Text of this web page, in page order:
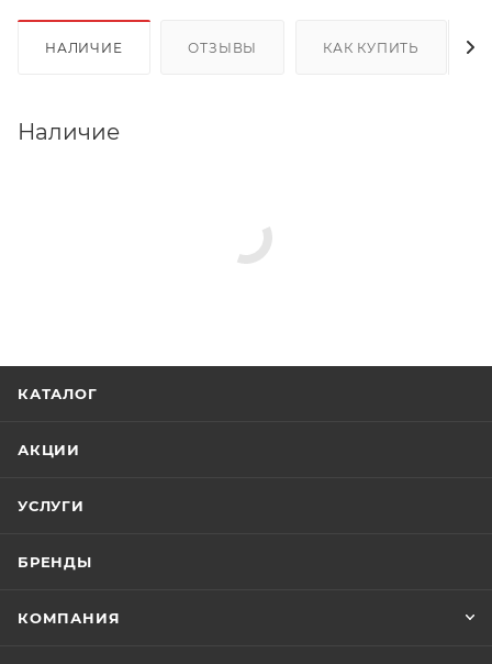
НАЛИЧИЕ ОТЗЫВЫ КАК КУПИТЬ
Наличие
КАТАЛОГ
АКЦИИ
УСЛУГИ
БРЕНДЫ
КОМПАНИЯ